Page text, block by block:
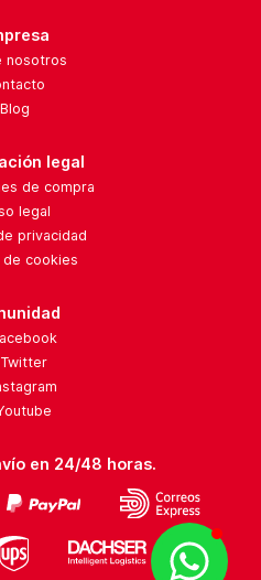
nosotros
Blog
legal
de compra
legal
privacidad
de cookies
Twitter
en 24/48 horas.